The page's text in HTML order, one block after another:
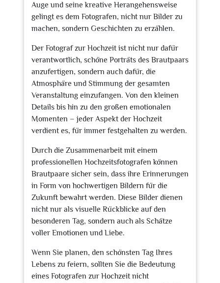
Auge und seine kreative Herangehensweise
gelingt es dem Fotografen, nicht nur Bilder zu
machen, sondern Geschichten zu erzählen.
Der Fotograf zur Hochzeit ist nicht nur dafür
verantwortlich, schöne Porträts des Brautpaars
anzufertigen, sondern auch dafür, die
Atmosphäre und Stimmung der gesamten
Veranstaltung einzufangen. Von den kleinen
Details bis hin zu den großen emotionalen
Momenten – jeder Aspekt der Hochzeit
verdient es, für immer festgehalten zu werden.
Durch die Zusammenarbeit mit einem
professionellen Hochzeitsfotografen können
Brautpaare sicher sein, dass ihre Erinnerungen
in Form von hochwertigen Bildern für die
Zukunft bewahrt werden. Diese Bilder dienen
nicht nur als visuelle Rückblicke auf den
besonderen Tag, sondern auch als Schätze
voller Emotionen und Liebe.
Wenn Sie planen, den schönsten Tag Ihres
Lebens zu feiern, sollten Sie die Bedeutung
eines Fotografen zur Hochzeit nicht